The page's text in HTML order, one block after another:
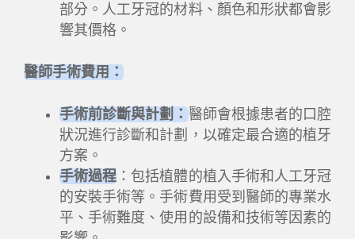
部分。人工牙冠的材料、顏色和形狀都會影
響其價格。
醫師手術費用：
手術前診斷與計劃：醫師會根據患者的口腔
狀況進行診斷和計劃，以確定最合適的植牙
方案。
手術過程 ：包括植體的植入手術和人工牙冠
的安裝手術等。手術費用受到醫師的專業水
平、手術難度、使用的設備和技術等因素的